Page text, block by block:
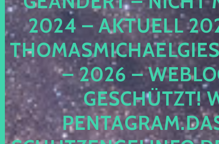
2024 – AKTUELL
– 2026 –
ESCHÜTZT!